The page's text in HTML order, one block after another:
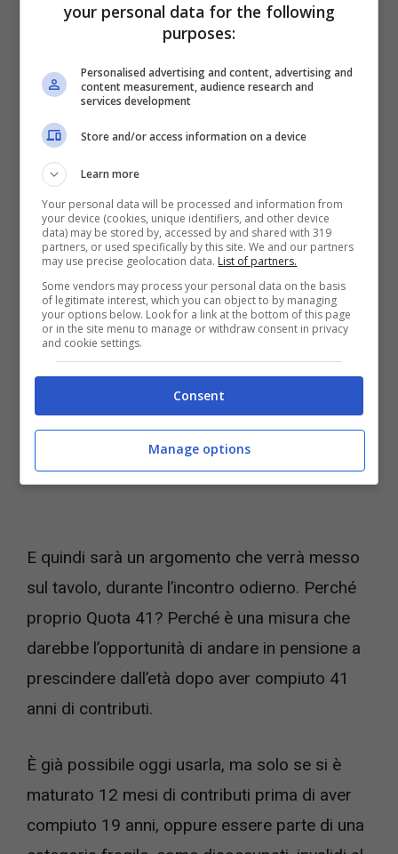
di contributi, e questo a prescindere dall’età.
Draghi, questo piano non è mai stato
realizzato. Ora che però, la Lega è
nell’esecutivo, potrebbe essere presa in
considerazione. Tuttavia, per una questione
legata ai costi, quest’anno non è stato
possibile estenderla, ma il proposito è di farlo
entro fine legislatura.
E quindi sarà un argomento che verrà messo
sul tavolo, durante l’incontro odierno. Perché
proprio Quota 41? Perché è una misura che
darebbe l’opportunità di andare in pensione a
prescindere dall’età dopo aver compiuto 41
anni di contributi.
È già possibile oggi usarla, ma solo se si è
maturato 12 mesi di contributi prima di aver
compiuto 19 anni, oppure essere parte di una
your personal data for the following
purposes:
Personalised advertising and content, advertising and
content measurement, audience research and
services development
Store and/or access information on a device
Learn more
Your personal data will be processed and information from
your device (cookies, unique identifiers, and other device
data) may be stored by, accessed by and shared with 319
partners, or used specifically by this site. We and our partners
may use precise geolocation data. List of partners.
Some vendors may process your personal data on the basis
of legitimate interest, which you can object to by managing
your options below. Look for a link at the bottom of this page
or in the site menu to manage or withdraw consent in privacy
and cookie settings.
Consent
Manage options